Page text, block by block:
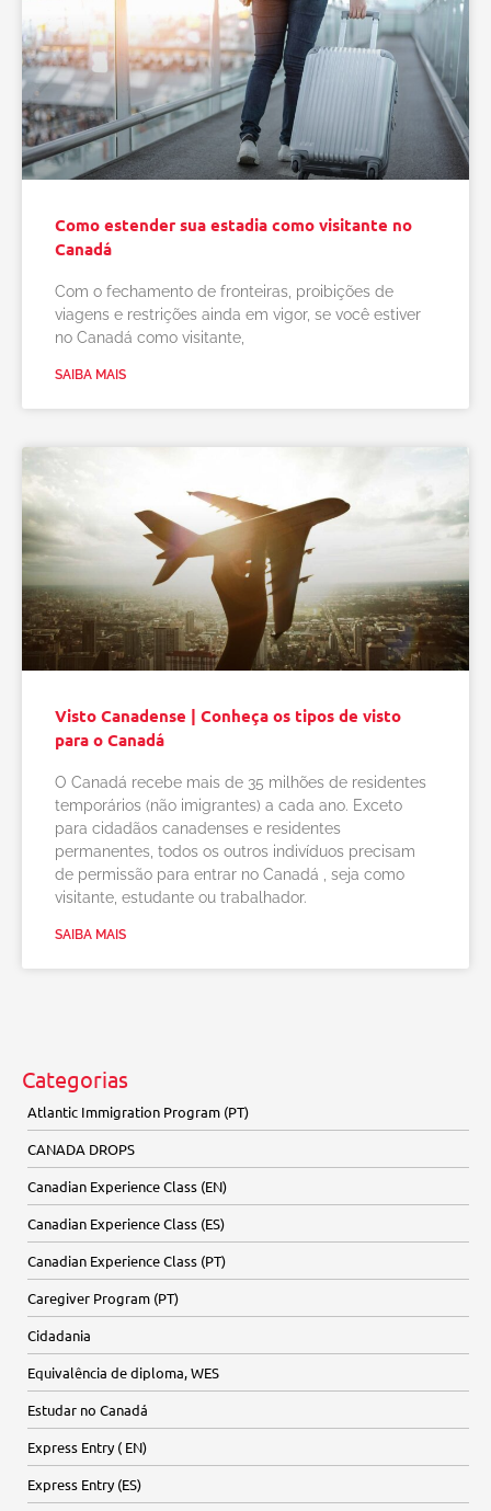
Como estender sua estadia como visitante no
Canadá
Com o fechamento de fronteiras, proibições de
viagens e restrições ainda em vigor, se você estiver
no Canadá como visitante,
SAIBA MAIS
Visto Canadense | Conheça os tipos de visto
para o Canadá
O Canadá recebe mais de 35 milhões de residentes
temporários (não imigrantes) a cada ano. Exceto
para cidadãos canadenses e residentes
permanentes, todos os outros indivíduos precisam
de permissão para entrar no Canadá , seja como
visitante, estudante ou trabalhador.
SAIBA MAIS
Categorias
Atlantic Immigration Program (PT)
CANADA DROPS
Canadian Experience Class (EN)
Canadian Experience Class (ES)
Canadian Experience Class (PT)
Caregiver Program (PT)
Cidadania
Equivalência de diploma, WES
Estudar no Canadá
Express Entry ( EN)
Express Entry (ES)